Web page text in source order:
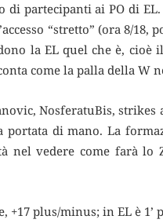
partecipanti ai PO di EL.
“stretto” (ora 8/18,
la EL quel che è,
come la palla della W
NosferatuBis, strikes
portata di mano. La
nel vedere come farà lo
plus/minus; in EL è 1’